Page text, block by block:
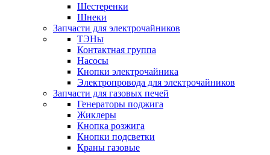
Шестеренки
Шнеки
Запчасти для электрочайников
ТЭНы
Контактная группа
Насосы
Кнопки электрочайника
Электропровода для электрочайников
Запчасти для газовых печей
Генераторы поджига
Жиклеры
Кнопка розжига
Кнопки подсветки
Краны газовые